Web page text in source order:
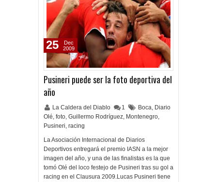
Pusineri puede ser la foto deportiva del
año
La Caldera del Diablo 1 Boca, Diario
Olé, foto, Guillermo Rodríguez, Montenegro,
Pusineri, racing
La Asociación Internacional de Diarios
Deportivos entregará el premio IASN a la mejor
imagen del año, y una de las finalistas es la que
tomó Olé del loco festejo de Pusineri tras su gol a
racing en el Clausura 2009.Lucas Pusineri tiene
25
Dec
2009